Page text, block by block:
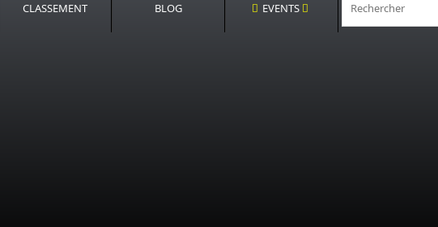
CLASSEMENT BLOG EVENTS